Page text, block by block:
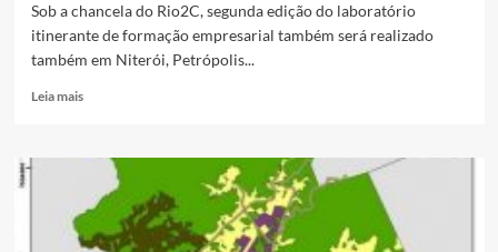
Sob a chancela do Rio2C, segunda edição do laboratório
itinerante de formação empresarial também será realizado
também em Niterói, Petrópolis...
Leia maisRead
Duque
Caxias
recebe
o